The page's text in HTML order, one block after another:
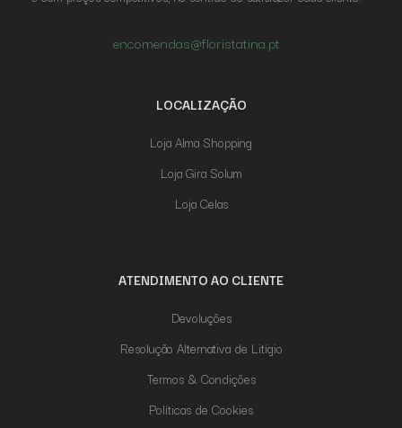
encomendas@floristatina.pt
LOCALIZAÇÃO
Loja Alma Shopping
Loja Gira Solum
Loja Celas
ATENDIMENTO AO CLIENTE
Devoluções
Resolução Alternativa de Litígio
Termos & Condições
Políticas de Cookies